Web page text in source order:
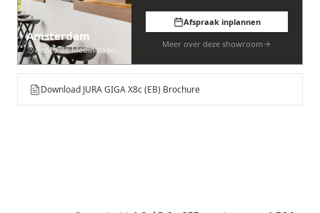
Amsterdam
Pedro de Medinalaan 53
Afspraak inplannen
Meer over deze showroom
Download JURA GIGA X8c (EB) Brochure